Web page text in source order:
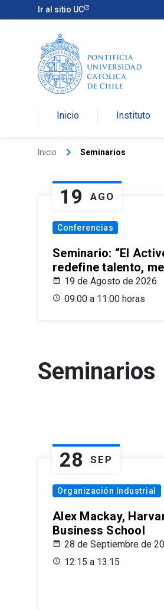
Ir al sitio UC
Inicio Instituto
Inicio keyboard_arrow_right Seminarios
19 AGO
Conferencias
Seminario: “El
redefine talento,
19 de Agosto de 2026
09:00 a 11:00 horas
Seminarios
28 SEP
Organización Industrial
Alex Mackay,
Business School
28 de Septiembre de
12:15 a 13:15